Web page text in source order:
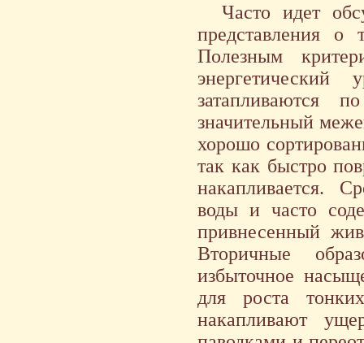
Часто идет
представления
Полезным
энергетический
затапливаются
значительный
хорошо
так как быстро
накапливается.
воды и часто
привнесенный
Вторичные
избыточное
для роста
накапливают